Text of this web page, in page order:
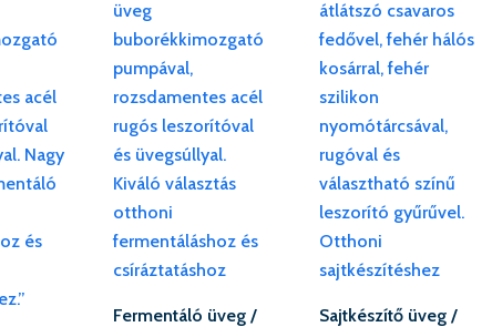
Fermentáló üveg /
Sajtkészítő üveg /